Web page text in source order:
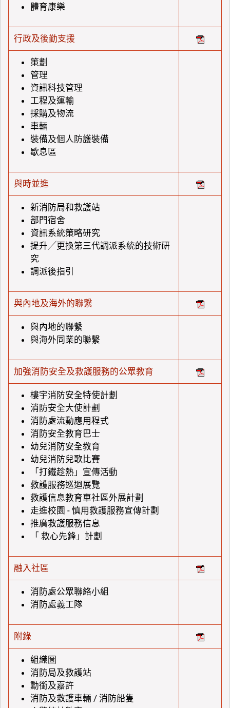
體育康樂
行政及後勤支援
策劃
管理
資訊科技管理
工程及運輸
採購及物流
車輛
裝備及個人防護裝備
歇息區
與時並進
新消防局和救護站
部門宿舍
資訊系統策略研究
提升╱更換第三代調派系統的技術研
究
調派後指引
與內地及海外的聯繫
與內地的聯繫
與海外同業的聯繫
加強消防安全及救護服務的公眾教育
樓宇消防安全特使計劃
消防安全大使計劃
消防處流動應用程式
消防安全教育巴士
幼兒消防安全教育
幼兒消防兒歌比賽
「打鐵趁熱」宣傳活動
救護服務巡迴展覽
救護信息教育車社區外展計劃
走進校園 - 慎用救護服務宣傳計劃
推廣救護服務信息
「 救心先鋒」計劃
融入社區
消防處公眾聯絡小組
消防處義工隊
附錄
組織圖
消防局及救護站
勳銜及嘉許
消防及救護車輛 / 消防船隻